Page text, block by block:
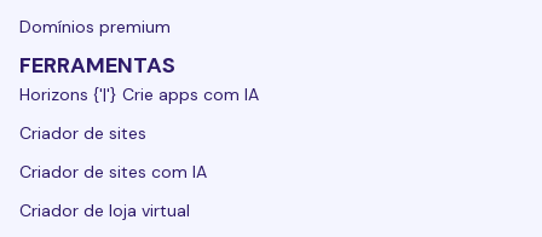
Domínios premium
FERRAMENTAS
Horizons {'|'} Crie apps com IA
Criador de sites
Criador de sites com IA
Criador de loja virtual